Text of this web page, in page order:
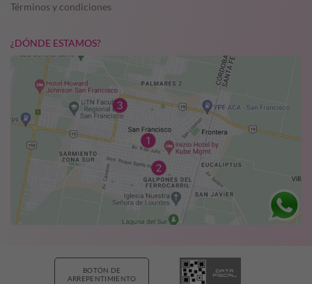
Términos y condiciones
¿DÓNDE ESTAMOS?
BOTÓN DE
ARREPENTIMIENTO